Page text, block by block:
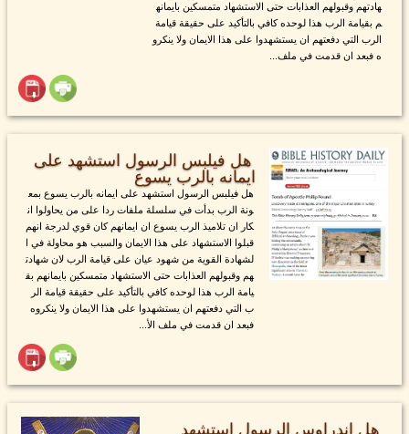
هادتهم وقبولهم العذابات حتى الاستشهاد متمسكين بايمانه
م بقيامة الرب هذا لوحده كافي بالتأكيد على حقيقة قيامة
الرب التي دفعتهم ان يستشهدوا على هذا الايمان ولا ينكرو
ه فبعد ان قدمت في ملف...
هل فيلبس الرسول استشهد على
ايمانه بالرب يسوع
هل فيلبس الرسول استشهد على ايمانه بالرب يسوع بمع
ونة الرب بدأت في سلسلة ملفات ردا على من يحاولوا ان
كار ان تلاميذ الرب يسوع ان ايمانهم كان قوي لدرجة انهم
قبلوا الاستشهاد على هذا الايمان والسبب هو محاولة في ا
لشهادة القوية من شهود عيان على قيامة الرب لان شهادت
هم وقبولهم العذابات حتى الاستشهاد متمسكين بايمانهم بق
يامة الرب هذا لوحده كافي بالتأكيد على حقيقة قيامة الر
ب التي دفعتهم ان يستشهدوا على هذا الايمان ولا ينكروه
فبعد ان قدمت في ملف الأ...
هل اندراوس الرسول استشهد